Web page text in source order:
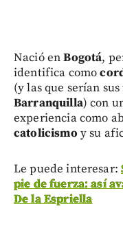
Nació enBogotá,
identifica como
(y las que serían
Barranquilla) con
experiencia como
catolicismo y su
Le puede interesar:
pie de fuerza: así
De la Espriella